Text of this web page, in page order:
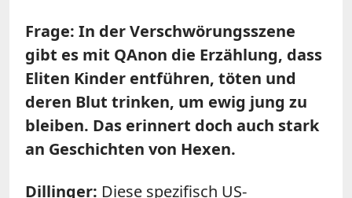
Frage: In der Verschwörungsszene
gibt es mit QAnon die Erzählung, dass
Eliten Kinder entführen, töten und
deren Blut trinken, um ewig jung zu
bleiben. Das erinnert doch auch stark
an Geschichten von Hexen.
Dillinger: Diese spezifisch US-